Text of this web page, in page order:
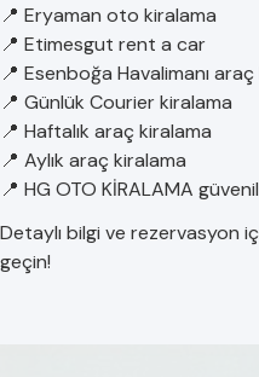
📍 Eryaman oto kiralama
📍 Etimesgut rent a car
📍 Esenboğa Havalimanı
📍 Günlük Courier kiralama
📍 Haftalık araç kiralama
📍 Aylık araç kiralama
📍 HG OTO KİRALAMA
Detaylı bilgi ve rezervasyon
geçin!